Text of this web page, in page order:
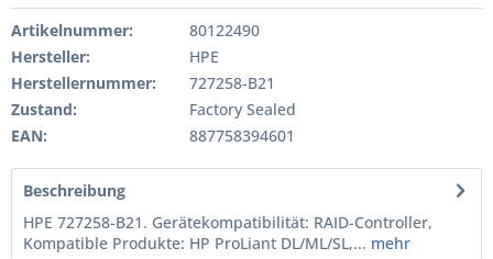
Artikelnummer:
80122490
Hersteller:
HPE
Herstellernummer:
727258-B21
Zustand:
Factory Sealed
EAN:
887758394601
Beschreibung
HPE 727258-B21. Gerätekompatibilität: RAID-Controller,
Kompatible Produkte: HP ProLiant DL/ML/SL,... mehr